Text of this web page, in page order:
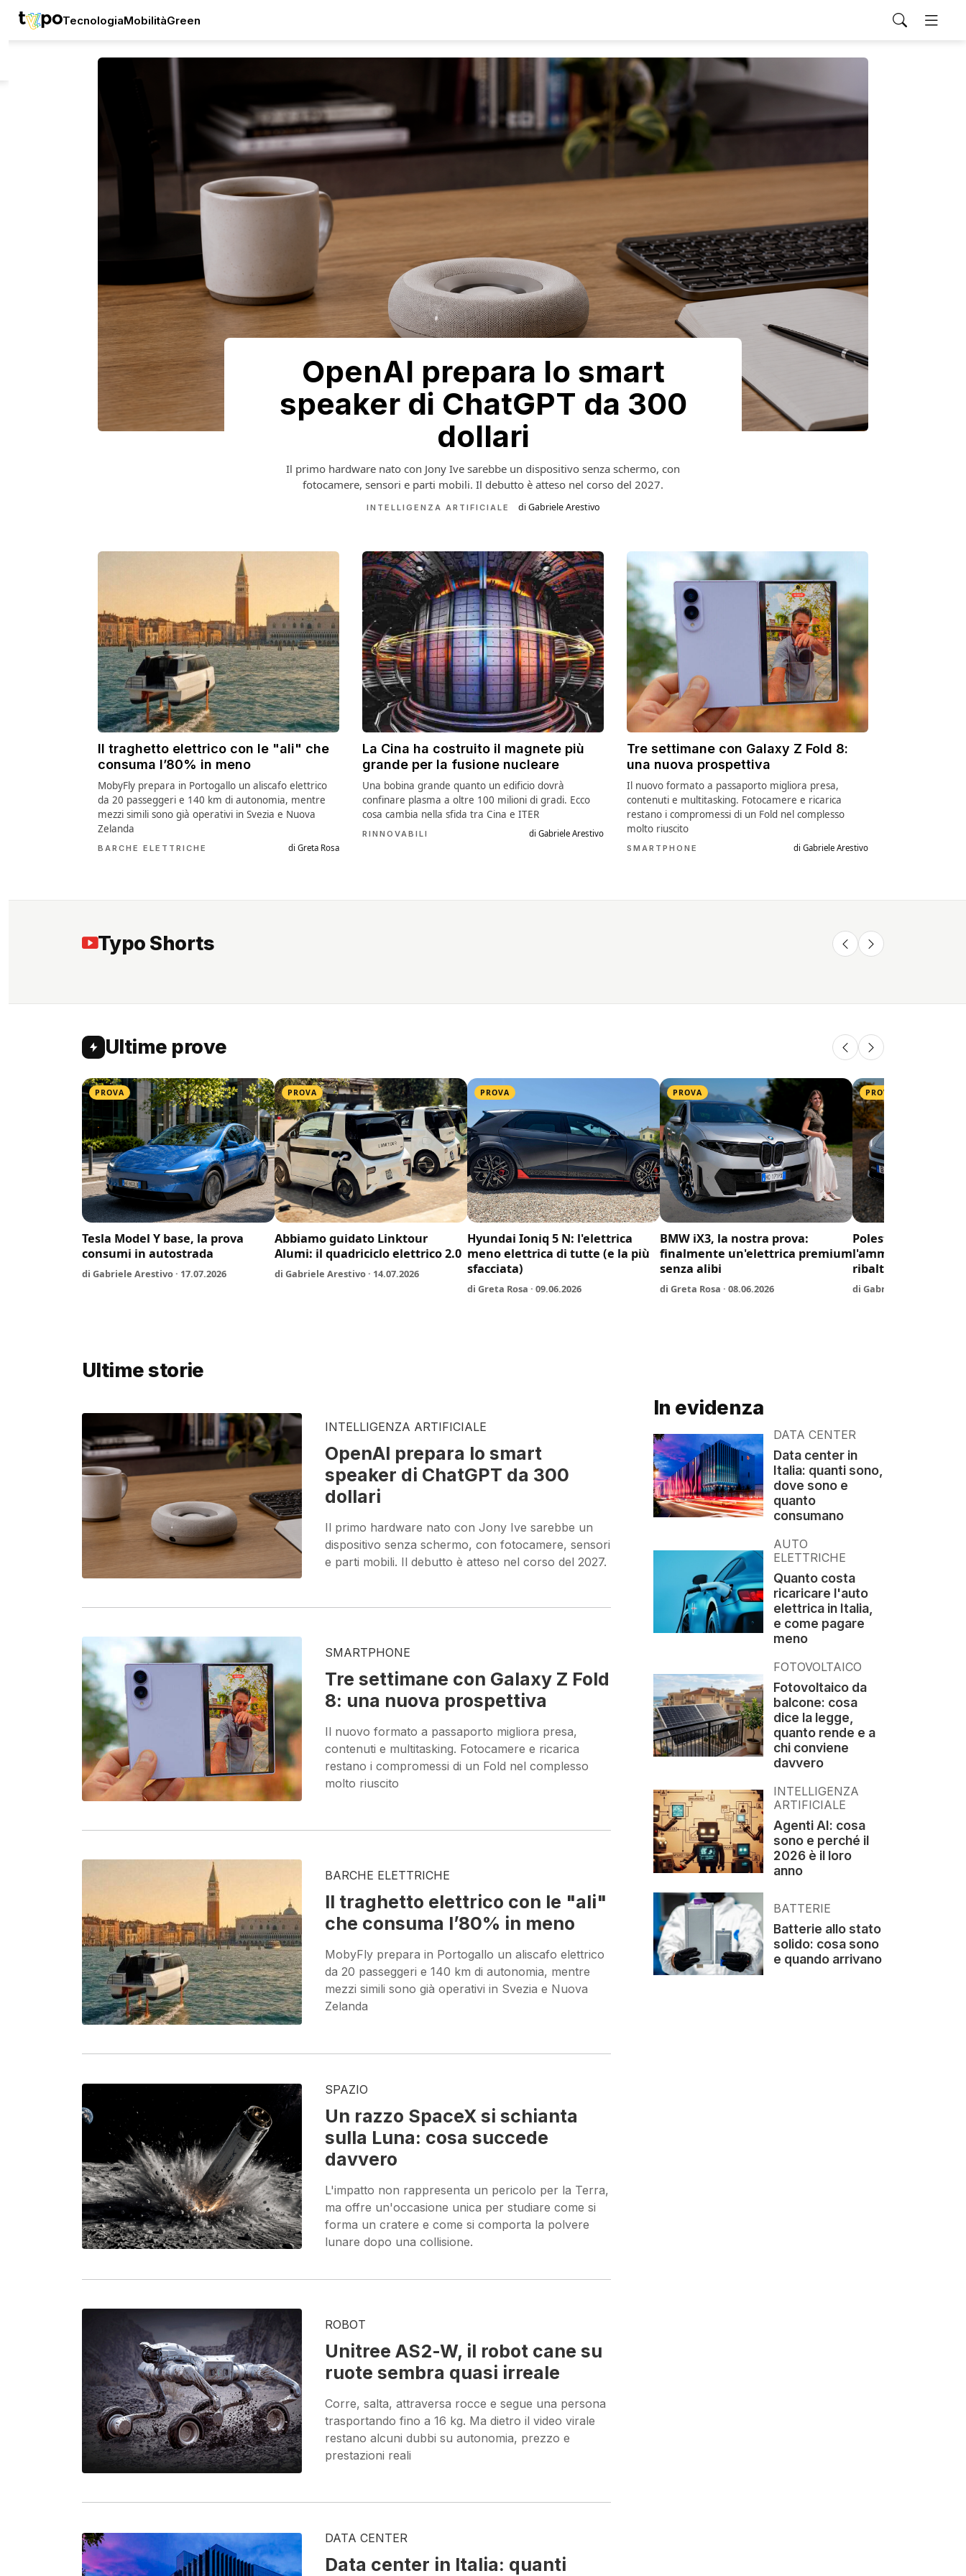
TecnologiaMobilitàGreen
OpenAI prepara lo smart
speaker di ChatGPT da 300
dollari
Il primo hardware nato con Jony Ive sarebbe un dispositivo senza schermo, con
fotocamere, sensori e parti mobili. Il debutto è atteso nel corso del 2027.
INTELLIGENZA ARTIFICIALE di Gabriele Arestivo
Il traghetto elettrico con le "ali" che
consuma l’80% in meno
MobyFly prepara in Portogallo un aliscafo elettrico
da 20 passeggeri e 140 km di autonomia, mentre
mezzi simili sono già operativi in Svezia e Nuova
Zelanda
BARCHE ELETTRICHE di Greta Rosa
La Cina ha costruito il magnete più
grande per la fusione nucleare
Una bobina grande quanto un edificio dovrà
confinare plasma a oltre 100 milioni di gradi. Ecco
cosa cambia nella sfida tra Cina e ITER
RINNOVABILI di Gabriele Arestivo
Tre settimane con Galaxy Z Fold 8:
una nuova prospettiva
Il nuovo formato a passaporto migliora presa,
contenuti e multitasking. Fotocamere e ricarica
restano i compromessi di un Fold nel complesso
molto riuscito
SMARTPHONE di Gabriele Arestivo
Typo Shorts
AZZECCATO: pregi e
difetti
ENERGIA pulita
"ILLIMITATA" con la
GEOTERMIA di
Ultime prove
PROVA
Tesla Model Y base, la prova
consumi in autostrada
di Gabriele Arestivo · 17.07.2026
PROVA
Abbiamo guidato Linktour
Alumi: il quadriciclo elettrico 2.0
di Gabriele Arestivo · 14.07.2026
PROVA
Hyundai Ioniq 5 N: l'elettrica
meno elettrica di tutte (e la più
sfacciata)
di Greta Rosa · 09.06.2026
PROVA
BMW iX3, la nostra prova:
finalmente un'elettrica premium
senza alibi
di Greta Rosa · 08.06.2026
PROVA
Polestar 5:
l'ammiraglia
ribaltare il
di Gabriele Arestivo ·
Ultime storie
INTELLIGENZA ARTIFICIALE
OpenAI prepara lo smart
speaker di ChatGPT da 300
dollari
Il primo hardware nato con Jony Ive sarebbe un
dispositivo senza schermo, con fotocamere, sensori
e parti mobili. Il debutto è atteso nel corso del 2027.
SMARTPHONE
Tre settimane con Galaxy Z Fold
8: una nuova prospettiva
Il nuovo formato a passaporto migliora presa,
contenuti e multitasking. Fotocamere e ricarica
restano i compromessi di un Fold nel complesso
molto riuscito
BARCHE ELETTRICHE
Il traghetto elettrico con le "ali"
che consuma l’80% in meno
MobyFly prepara in Portogallo un aliscafo elettrico
da 20 passeggeri e 140 km di autonomia, mentre
mezzi simili sono già operativi in Svezia e Nuova
Zelanda
SPAZIO
Un razzo SpaceX si schianta
sulla Luna: cosa succede
davvero
L'impatto non rappresenta un pericolo per la Terra,
ma offre un'occasione unica per studiare come si
forma un cratere e come si comporta la polvere
lunare dopo una collisione.
ROBOT
Unitree AS2-W, il robot cane su
ruote sembra quasi irreale
Corre, salta, attraversa rocce e segue una persona
trasportando fino a 16 kg. Ma dietro il video virale
restano alcuni dubbi su autonomia, prezzo e
prestazioni reali
DATA CENTER
Data center in Italia: quanti
In evidenza
DATA CENTER
Data center in
Italia: quanti sono,
dove sono e
quanto
consumano
AUTO
ELETTRICHE
Quanto costa
ricaricare l'auto
elettrica in Italia,
e come pagare
meno
FOTOVOLTAICO
Fotovoltaico da
balcone: cosa
dice la legge,
quanto rende e a
chi conviene
davvero
INTELLIGENZA
ARTIFICIALE
Agenti AI: cosa
sono e perché il
2026 è il loro
anno
BATTERIE
Batterie allo stato
solido: cosa sono
e quando arrivano